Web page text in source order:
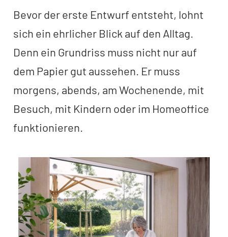
Bevor der erste Entwurf entsteht, lohnt
sich ein ehrlicher Blick auf den Alltag.
Denn ein Grundriss muss nicht nur auf
dem Papier gut aussehen. Er muss
morgens, abends, am Wochenende, mit
Besuch, mit Kindern oder im Homeoffice
funktionieren.